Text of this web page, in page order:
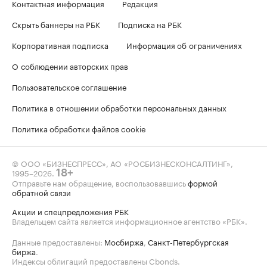
Контактная информация
Редакция
Скрыть баннеры на РБК
Подписка на РБК
Корпоративная подписка
Информация об ограничениях
О соблюдении авторских прав
Пользовательское соглашение
Политика в отношении обработки персональных данных
Политика обработки файлов cookie
© ООО «БИЗНЕСПРЕСС», АО «РОСБИЗНЕСКОНСАЛТИНГ»,
1995–2026 18+
Отправьте нам обращение, воспользовавшисьформой
обратной связи
Акции и спецпредложения РБК
Владельцем сайта является информационное агентство «РБК».
Данные предоставлены: Мосбиржа Санкт-Петербургская
биржа
Индексы облигаций предоставлены Cbonds.